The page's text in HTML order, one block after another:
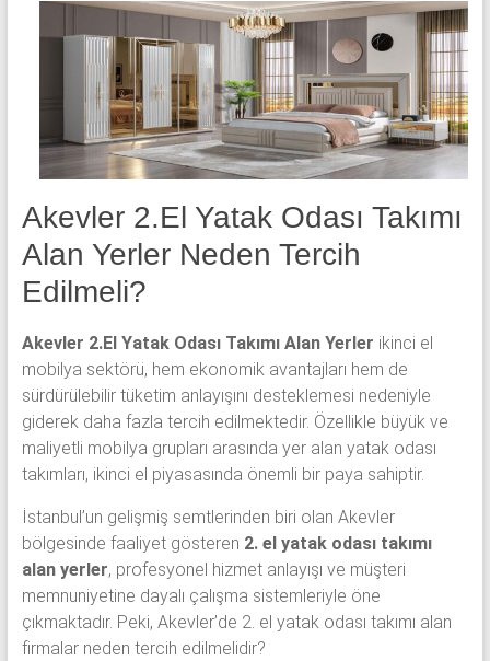
Antika
yatak
odası
ve
Metebronz
yatak
odası
takımı
alınmaktadır.
Akevler 2.El Yatak Odası Takımı
Alan Yerler Neden Tercih
Edilmeli?
Akevler 2.El Yatak Odası Takımı Alan Yerler ikinci el
mobilya sektörü, hem ekonomik avantajları hem de
sürdürülebilir tüketim anlayışını desteklemesi nedeniyle
giderek daha fazla tercih edilmektedir. Özellikle büyük ve
maliyetli mobilya grupları arasında yer alan yatak odası
takımları, ikinci el piyasasında önemli bir paya sahiptir.
İstanbul’un gelişmiş semtlerinden biri olan Akevler
bölgesinde faaliyet gösteren 2. el yatak odası takımı
alan yerler, profesyonel hizmet anlayışı ve müşteri
memnuniyetine dayalı çalışma sistemleriyle öne
çıkmaktadır. Peki, Akevler’de 2. el yatak odası takımı alan
firmalar neden tercih edilmelidir?